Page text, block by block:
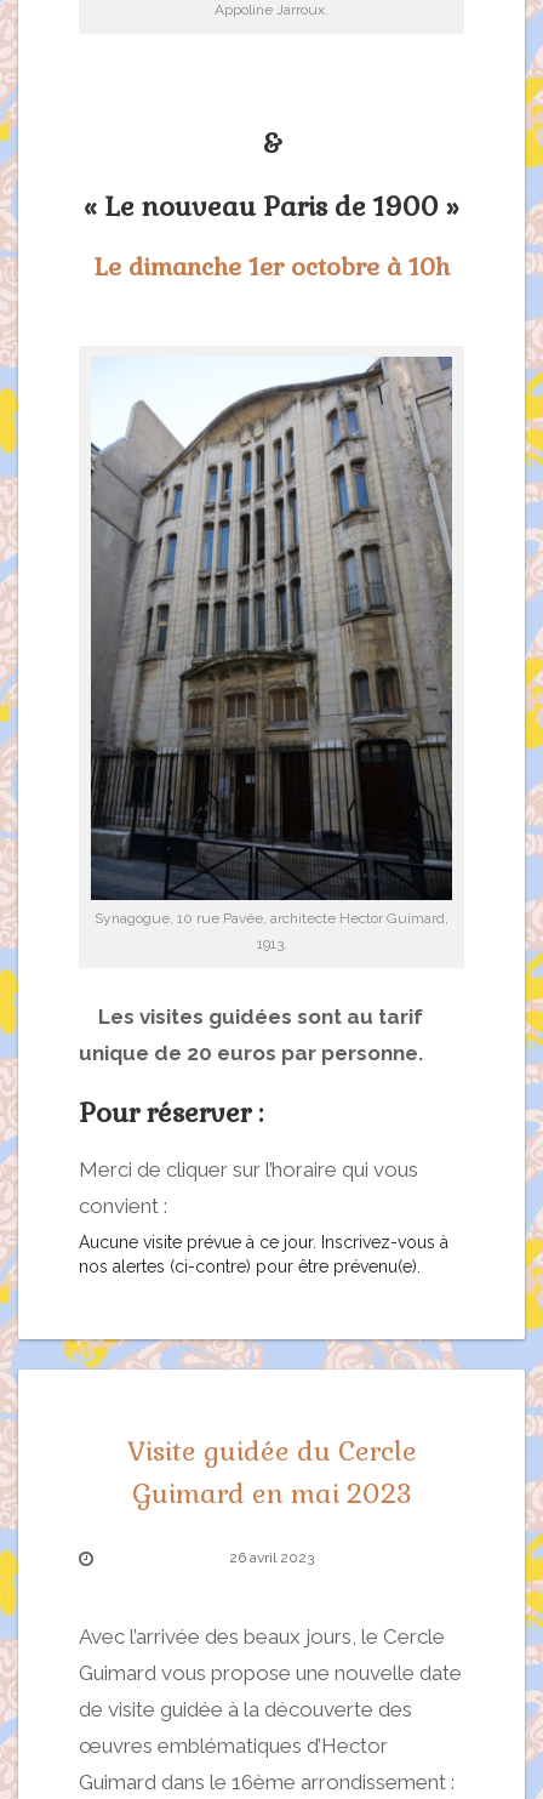
Appoline Jarroux.
&
« Le nouveau Paris de 1900 »
Le dimanche 1er octobre à 10h
Synagogue, 10 rue Pavée, architecte Hector Guimard,
1913.
Les visites guidées sont au tarif
unique de 20 euros par personne.
Pour réserver :
Merci de cliquer sur l’horaire qui vous
convient :
Aucune visite prévue à ce jour. Inscrivez-vous à
nos alertes (ci-contre) pour être prévenu(e).
Visite guidée du Cercle
Guimard en mai 2023
26 avril 2023
Avec l’arrivée des beaux jours, le Cercle
Guimard vous propose une nouvelle date
de visite guidée à la découverte des
œuvres emblématiques d’Hector
Guimard dans le 16ème arrondissement :